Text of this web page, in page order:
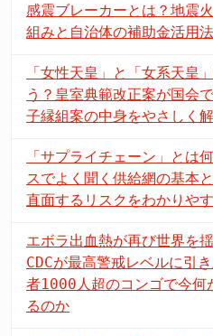
感震ブレーカーとは？地震
組みと自治体の補助金活用法
「女性天皇」と「女系天皇
う？皇室典範改正案が国会
子縁組案の中身をやさしく
「サプライチェーン」とは
スでよく聞く供給網の基本
直面するリスクをわかりや
エボラ出血熱が再び世界を
CDCが最高警戒レベルに引
者1000人超のコンゴで今何
るのか